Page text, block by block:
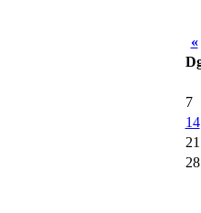
«
7
14
21
28